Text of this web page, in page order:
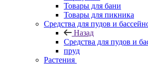
Товары для бани
Товары для пикника
Средства для пудов и
Назад
Средства для пудов и
пруд
Растения